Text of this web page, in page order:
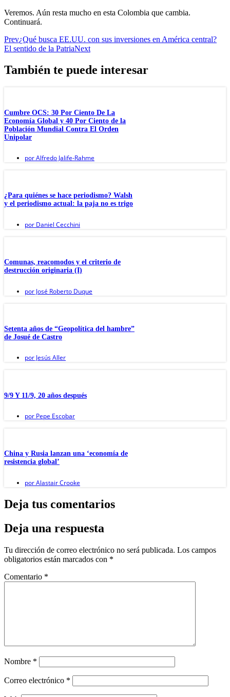
Veremos. Aún resta mucho en esta Colombia que cambia.
Continuará.
Prev¿Qué busca EE.UU. con sus inversiones en América central?
El sentido de la PatriaNext
También te puede interesar
Cumbre OCS: 30 Por Ciento De La
Economía Global y 40 Por Ciento de la
Población Mundial Contra El Orden
Unipolar
porAlfredo Jalife-Rahme
¿Para quiénes se hace periodismo? Walsh
y el periodismo actual: la paja no es trigo
por Daniel Cecchini
Comunas, reacomodos y el criterio de
destrucción originaria (I)
por José Roberto Duque
Setenta años de “Geopolítica del hambre”
de Josué de Castro
por Jesús Aller
9/9 Y 11/9, 20 años después
por Pepe Escobar
China y Rusia lanzan una ‘economía de
resistencia global’
porAlastair Crooke
Deja tus comentarios
Deja una respuesta
Tu dirección de correo electrónico no será publicada. Los campos
obligatorios están marcados con *
Comentario *
Nombre *
Correo electrónico *